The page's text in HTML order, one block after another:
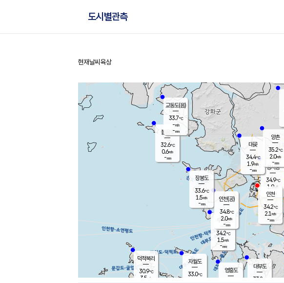
도시별관측
홈
현재날씨 육상
무의도
34.2℃
1.5m/s
-mm
영흥도
볼음도
32.6℃
0.6m/s
-mm
자월도
33.0℃
장봉도
33.6℃
1.5m/s
-mm
대부도
33.2
경서동
34.9℃
1.9m/s
-mm
대곶
34.4℃
1.9m/s
-mm
양촌
35.2℃
2.0m/s
-mm
덕적북리
30.9℃
3.5 m/s
인천(공)
34.8℃
2.0m/s
-mm
교동도(음)
33.7℃
-m/s
-mm
인천
34.2℃
2.1 m/s
-mm